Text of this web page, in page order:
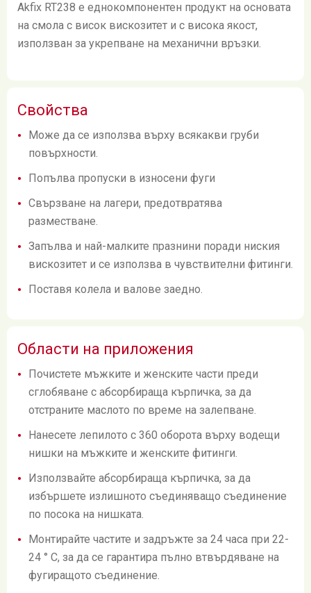
Akfix RT238 е еднокомпонентен продукт на основата
на смола с висок вискозитет и с висока якост,
използван за укрепване на механични връзки.
Свойства
Може да се използва върху всякакви груби
повърхности.
Попълва пропуски в износени фуги
Свързване на лагери, предотвратява
разместване.
Запълва и най-малките празнини поради ниския
вискозитет и се използва в чувствителни фитинги.
Поставя колела и валове заедно.
Области на приложения
Почистете мъжките и женските части преди
сглобяване с абсорбираща кърпичка, за да
отстраните маслото по време на залепване.
Нанесете лепилото с 360 оборота върху водещи
нишки на мъжките и женските фитинги.
Използвайте абсорбираща кърпичка, за да
избършете излишното съединяващо съединение
по посока на нишката.
Монтирайте частите и задръжте за 24 часа при 22-
24 ° C, за да се гарантира пълно втвърдяване на
фугиращото съединение.